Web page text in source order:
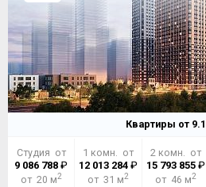
Квартиры от 9.1
Студия от
9 086 788 ₽
от 20 м2
1 комн. от
12 013 284 ₽
от 31 м2
2 комн. от
15 793 855₽
от 46 м2